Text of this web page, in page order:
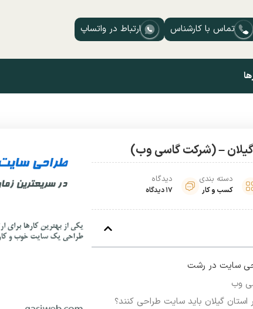
تماس با کارشناس ارتباط در واتساپ
– (شرکت گاسی وب)
دسته بندی
کسب و کار
دیدگاه
17 دیدگاه
سایت در رشت
وب
گیلان باید سایت طراحی کنند؟